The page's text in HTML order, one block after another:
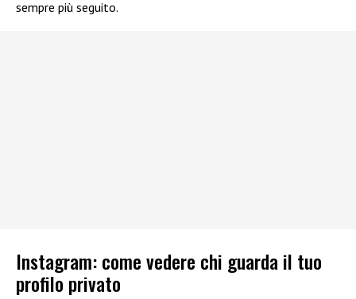
sempre più seguito.
Instagram: come vedere chi guarda il tuo
profilo privato